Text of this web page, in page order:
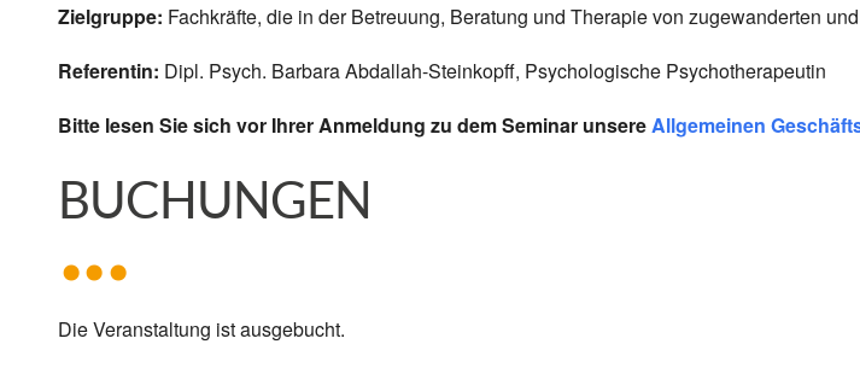
Zielgruppe: Fachkräfte, die in der Betreuung, Beratung und Therapie von zugewanderten
Referentin: Dipl. Psych. Barbara Abdallah-Steinkopff, Psychologische Psychotherapeutin
Bitte lesen Sie sich vor Ihrer Anmeldung zu dem Seminar unsere Allgemeinen
BUCHUNGEN
Die Veranstaltung ist ausgebucht.